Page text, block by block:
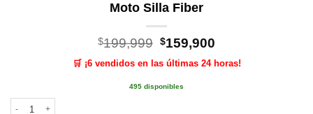
Moto Silla Fiber
$199,999 El
precio
original
era:
$159,900
actual
🛒 ¡6 vendidos en las últimas 24 horas!
495 disponibles
Tank Bag Porta Impermeables Celular Maleta Moto Silla Fiber cantidad